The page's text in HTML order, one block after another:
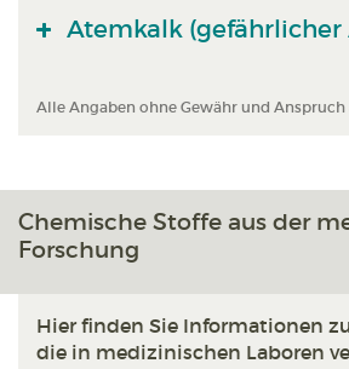
Atemkalk (gefährlicher
Alle Angaben ohne Gewähr und
Chemische Stoffe aus der
Forschung
Hier finden Sie Informationen
die in medizinischen Laboren